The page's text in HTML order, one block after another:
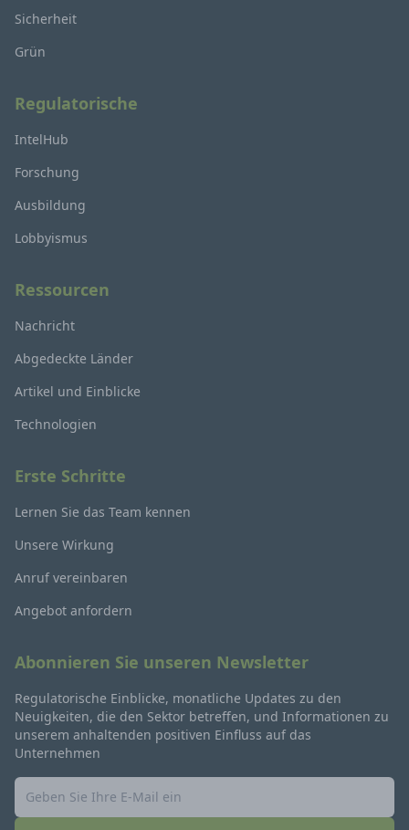
Sicherheit
Grün
Regulatorische
IntelHub
Forschung
Ausbildung
Lobbyismus
Ressourcen
Nachricht
Abgedeckte Länder
Artikel und Einblicke
Technologien
Erste Schritte
Lernen Sie das Team kennen
Unsere Wirkung
Anruf vereinbaren
Angebot anfordern
Abonnieren Sie unseren Newsletter
Regulatorische Einblicke, monatliche Updates zu den
Neuigkeiten, die den Sektor betreffen, und Informationen zu
unserem anhaltenden positiven Einfluss auf das
Unternehmen